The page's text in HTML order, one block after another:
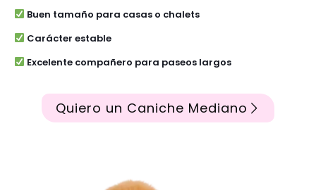
Buen tamaño para casas o chalets
Carácter estable
Excelente compañero para paseos largos
Quiero un Caniche Mediano